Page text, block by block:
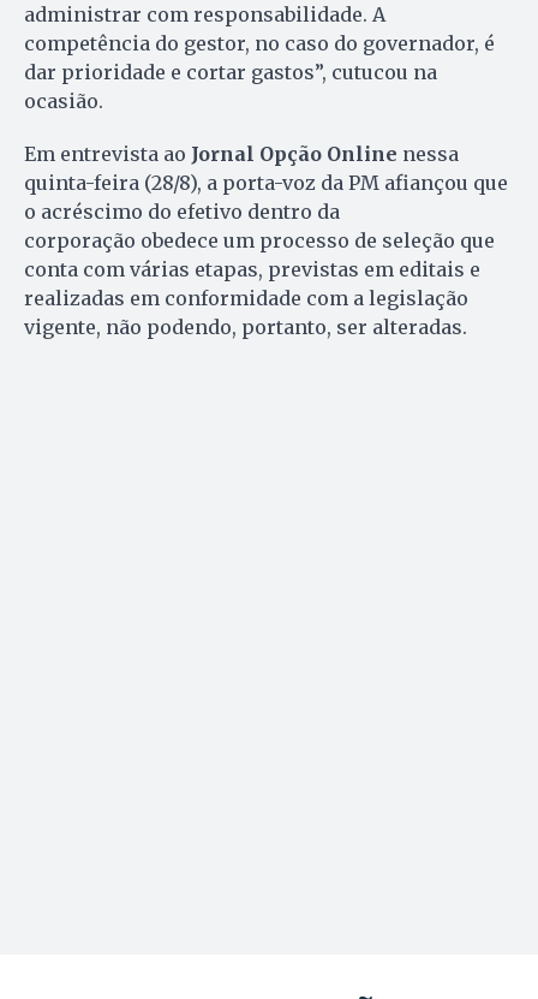
administrar com responsabilidade. A
competência do gestor, no caso do governador, é
dar prioridade e cortar gastos”, cutucou na
ocasião.
Em entrevista ao Jornal Opção Online nessa
quinta-feira (28/8), a porta-voz da PM afiançou que
o acréscimo do efetivo dentro da
corporação obedece um processo de seleção que
conta com várias etapas, previstas em editais e
realizadas em conformidade com a legislação
vigente, não podendo, portanto, ser alteradas.